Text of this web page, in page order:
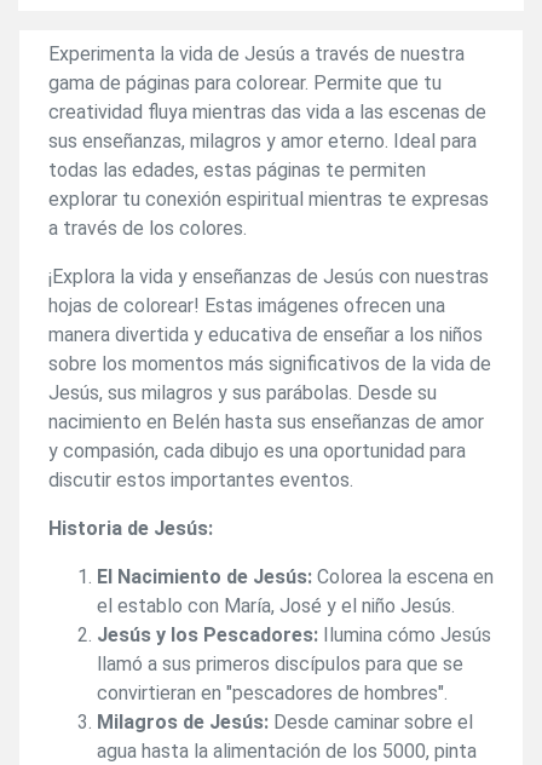
Experimenta la vida de Jesús a través de nuestra
gama de páginas para colorear. Permite que tu
creatividad fluya mientras das vida a las escenas de
sus enseñanzas, milagros y amor eterno. Ideal para
todas las edades, estas páginas te permiten
explorar tu conexión espiritual mientras te expresas
a través de los colores.
¡Explora la vida y enseñanzas de Jesús con nuestras
hojas de colorear! Estas imágenes ofrecen una
manera divertida y educativa de enseñar a los niños
sobre los momentos más significativos de la vida de
Jesús, sus milagros y sus parábolas. Desde su
nacimiento en Belén hasta sus enseñanzas de amor
y compasión, cada dibujo es una oportunidad para
discutir estos importantes eventos.
Historia de Jesús:
El Nacimiento de Jesús: Colorea la escena en
el establo con María, José y el niño Jesús.
Jesús y los Pescadores: Ilumina cómo Jesús
llamó a sus primeros discípulos para que se
convirtieran en "pescadores de hombres".
Milagros de Jesús: Desde caminar sobre el
agua hasta la alimentación de los 5000, pinta